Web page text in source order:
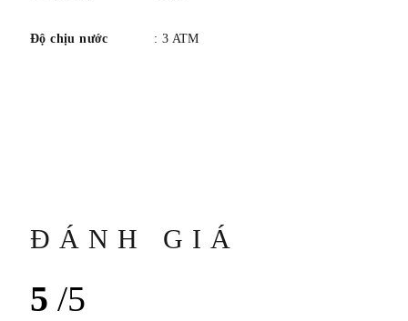
Độ chịu nước : 3 ATM
ĐÁNH GIÁ
5 /5